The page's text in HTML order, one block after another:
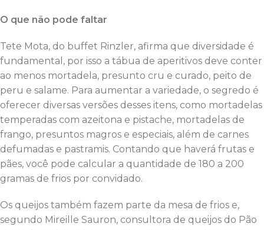
O que não pode faltar
Tete Mota, do buffet Rinzler, afirma que diversidade é
fundamental, por isso a tábua de aperitivos deve conter
ao menos mortadela, presunto cru e curado, peito de
peru e salame. Para aumentar a variedade, o segredo é
oferecer diversas versões desses itens, como mortadelas
temperadas com azeitona e pistache, mortadelas de
frango, presuntos magros e especiais, além de carnes
defumadas e pastramis. Contando que haverá frutas e
pães, você pode calcular a quantidade de 180 a 200
gramas de frios por convidado.
Os queijos também fazem parte da mesa de frios e,
segundo Mireille Sauron, consultora de queijos do Pão